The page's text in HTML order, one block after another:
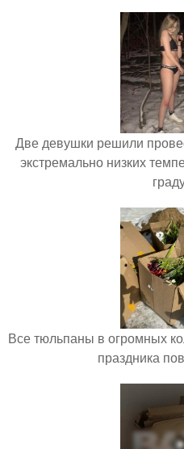
Две девушки решили
экстремально низких
Все тюльпаны в огромных
праздника